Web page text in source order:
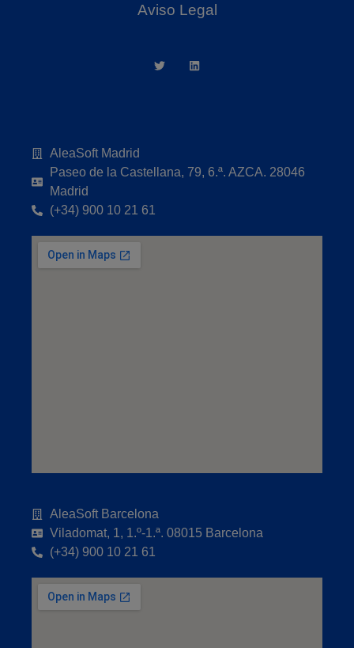
Aviso Legal
AleaSoft Madrid
Paseo de la Castellana, 79, 6.ª. AZCA. 28046
Madrid
(+34) 900 10 21 61
AleaSoft Barcelona
Viladomat, 1, 1.º-1.ª. 08015 Barcelona
(+34) 900 10 21 61